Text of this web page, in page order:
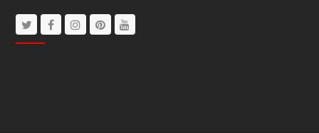
TwitterFacebookInstagram
Pinterest